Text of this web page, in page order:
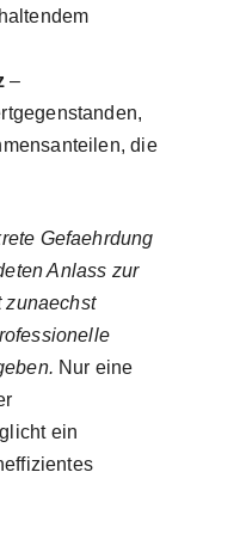
–
die
Gefaehrdung
Anlass zur
zunaechst
Nur eine
ein